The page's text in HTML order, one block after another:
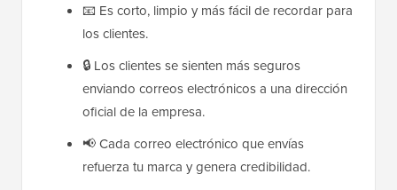
📧 Es corto, limpio y más fácil de recordar para
los clientes.
🔒 Los clientes se sienten más seguros
enviando correos electrónicos a una dirección
oficial de la empresa.
📢 Cada correo electrónico que envías
refuerza tu marca y genera credibilidad.